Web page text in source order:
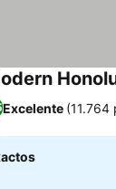
Excelente (11.764